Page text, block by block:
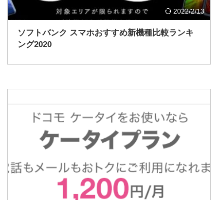
2022/2/13
ソフトバンク スマホおすすめ新機種比較ランキ
ング2020